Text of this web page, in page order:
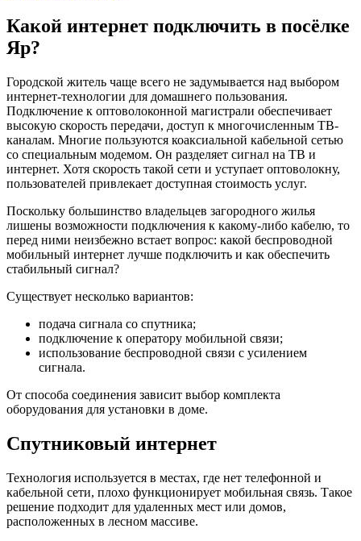
Какой интернет подключить в посёлке
Яр?
Городской житель чаще всего не задумывается над выбором
интернет-технологии для домашнего пользования.
Подключение к оптоволоконной магистрали обеспечивает
высокую скорость передачи, доступ к многочисленным ТВ-
каналам. Многие пользуются коаксиальной кабельной сетью
со специальным модемом. Он разделяет сигнал на ТВ и
интернет. Хотя скорость такой сети и уступает оптоволокну,
пользователей привлекает доступная стоимость услуг.
Поскольку большинство владельцев загородного жилья
лишены возможности подключения к какому-либо кабелю, то
перед ними неизбежно встает вопрос: какой беспроводной
мобильный интернет лучше подключить и как обеспечить
стабильный сигнал?
Существует несколько вариантов:
подача сигнала со спутника;
подключение к оператору мобильной связи;
использование беспроводной связи с усилением
сигнала.
От способа соединения зависит выбор комплекта
оборудования для установки в доме.
Спутниковый интернет
Технология используется в местах, где нет телефонной и
кабельной сети, плохо функционирует мобильная связь. Такое
решение подходит для удаленных мест или домов,
расположенных в лесном массиве.